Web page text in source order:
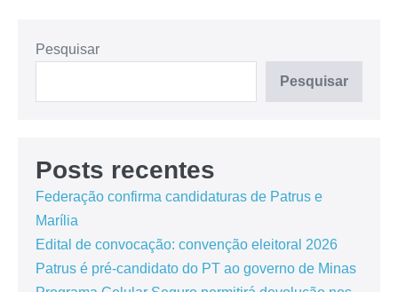
Pesquisar
Pesquisar
Posts recentes
Federação confirma candidaturas de Patrus e
Marília
Edital de convocação: convenção eleitoral 2026
Patrus é pré-candidato do PT ao governo de Minas